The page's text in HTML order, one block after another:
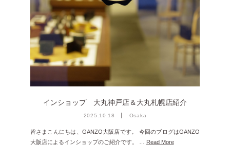
インショップ 大丸神戸店＆大丸札幌店紹介
2025.10.18 Osaka
皆さまこんにちは、GANZO大阪店です。 今回のブログはGANZO
大阪店によるインショップのご紹介です。 …
Read More